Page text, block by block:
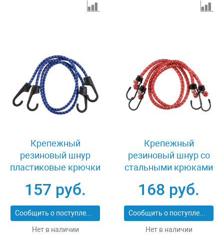
Крепежный
резиновый шнур
пластиковые крючки
сердечником 60 см 2
шт Зубр ЭКСПЕРТ
40508-060
157 руб.
Сообщить о поступлении
Нет в наличии
Крепежный
резиновый шнур со
стальными крюками
MASTER 40505-
120_z01
168 руб.
Сообщить о поступлении
Нет в наличии